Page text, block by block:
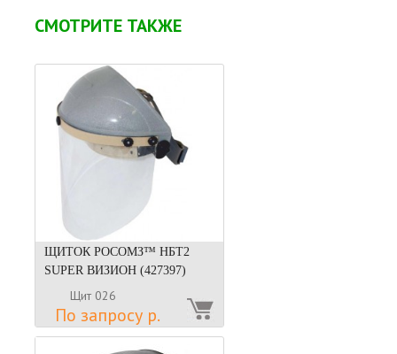
СМОТРИТЕ ТАКЖЕ
ЩИТОК РОСОМЗ™ НБТ2
SUPER ВИЗИОН (427397)
Щит 026
По запросу р.